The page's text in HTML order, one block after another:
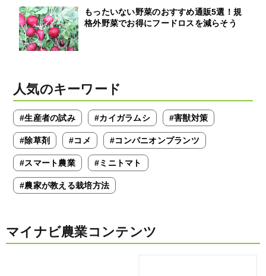
もったいない野菜のおすすめ通販5選！規
格外野菜でお得にフードロスを減らそう
人気のキーワード
#生産者の試み #カイガラムシ #害獣対策
#除草剤 #コメ #コンパニオンプランツ
#スマート農業 #ミニトマト
#農家が教える栽培方法
マイナビ農業コンテンツ